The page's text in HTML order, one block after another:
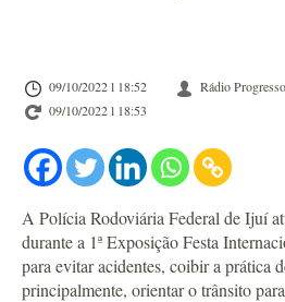
09/10/2022 l 18:52
Rádio
09/10/2022 l 18:53
A Polícia Rodoviária Federal de Ijuí
durante a 1ª Exposição Festa
para evitar acidentes, coibir a prática
principalmente, orientar o trânsito